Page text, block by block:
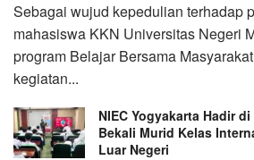
Sebagai wujud kepedulian terhadap
mahasiswa KKN Universitas Negeri
program Belajar Bersama
kegiatan...
NIEC Yogyakarta Hadir
Bekali Murid Kelas
Luar Negeri